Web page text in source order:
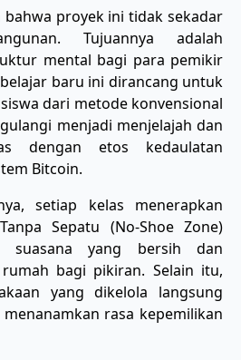
proyek ini tidak sekadar
Tujuannya adalah
mental bagi para pemikir
baru ini dirancang untuk
dari metode konvensional
menjadi menjelajah dan
dengan etos kedaulatan
Bitcoin.
setiap kelas menerapkan
Sepatu (No-Shoe Zone)
suasana yang bersih dan
bagi pikiran. Selain itu,
yang dikelola langsung
rasa kepemilikan